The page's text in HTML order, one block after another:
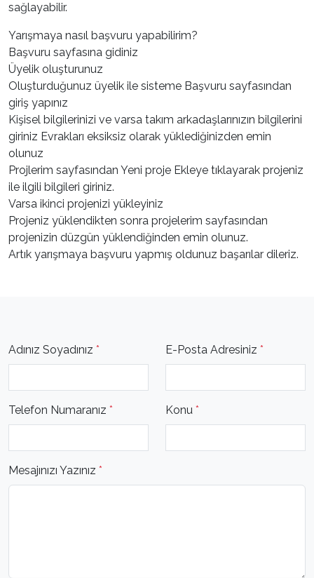
sağlayabilir.
Yarışmaya nasıl başvuru yapabilirim?
Başvuru sayfasına gidiniz
Üyelik oluşturunuz
Oluşturduğunuz üyelik ile sisteme Başvuru sayfasından
giriş yapınız
Kişisel bilgilerinizi ve varsa takım arkadaşlarınızın bilgilerini
giriniz Evrakları eksiksiz olarak yüklediğinizden emin
olunuz
Projlerim sayfasından Yeni proje Ekleye tıklayarak projeniz
ile ilgili bilgileri giriniz.
Varsa ikinci projenizi yükleyiniz
Projeniz yüklendikten sonra projelerim sayfasından
projenizin düzgün yüklendiğinden emin olunuz.
Artık yarışmaya başvuru yapmış oldunuz başarılar dileriz.
Adınız Soyadınız * E-Posta Adresiniz *
Telefon Numaranız * Konu *
Mesajınızı Yazınız *